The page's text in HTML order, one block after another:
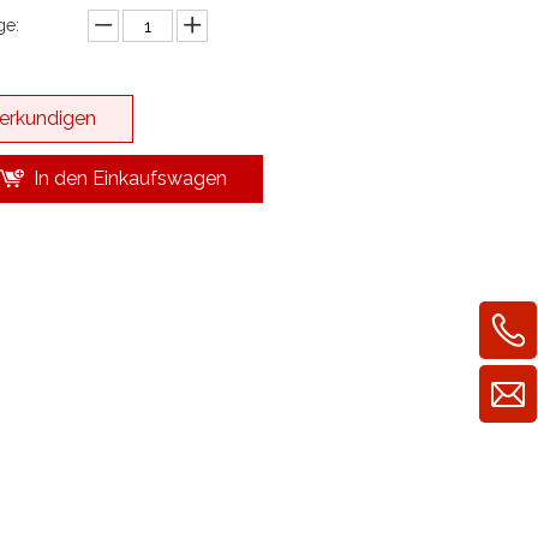
erkundigen
In den Einkaufswagen